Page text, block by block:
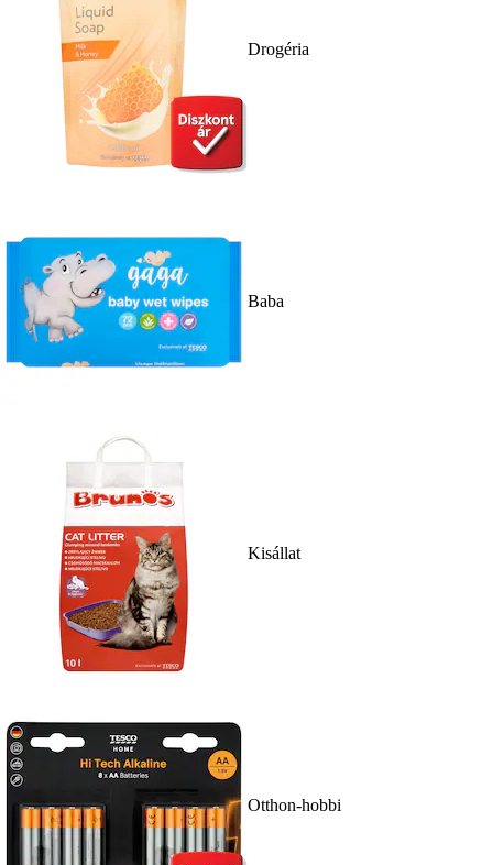
Drogéria
Baba
Kisállat
Otthon-hobbi